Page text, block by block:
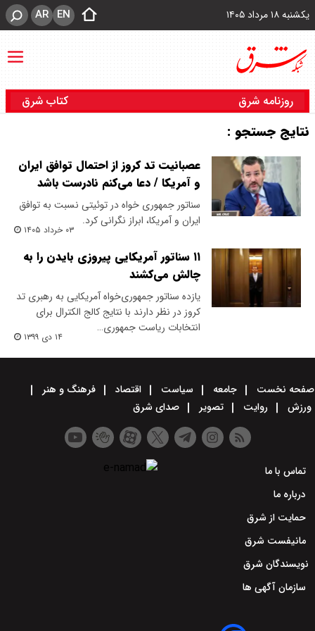
یکشنبه ۱۸ مرداد ۱۴۰۵ EN
AR
روزنامه شرق کتاب شرق
نتایج جستجو :
عصبانیت تد کروز از احتمال توافق ایران
و آمریکا / دعا می‌کنم نادرست باشد
سناتور جمهوری خواه در توئیتی نسبت به توافق
ایران و آمریکا، ابراز نگرانی کرد.
۰۳ خرداد ۱۴۰۵
۱۱ سناتور آمریکایی پیروزی بایدن را به
چالش می‌کشند
یازده سناتور جمهوری‌خواه آمریکایی به رهبری تد
کروز در نظر دارند با نتایج کالج الکترال برای
انتخابات ریاست جمهوری…
۱۴ دی ۱۳۹۹
صفحه نخست جامعه سیاست اقتصاد
فرهنگ و هنر
ورزش
روایت تصویر صدای شرق
تماس با ما
درباره ما
حمایت از شرق
مانیفست شرق
نویسندگان شرق
سازمان آگهی ها